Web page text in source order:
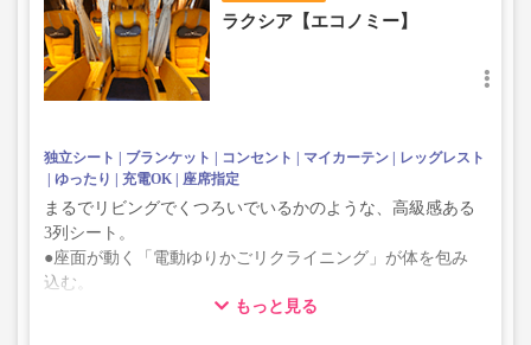
ラクシア【エコノミー】
独立シート ブランケット コンセント マイカーテン
レッグレスト
ゆったり
充電OK 座席指定
まるでリビングでくつろいでいるかのような、高級感ある
3列シート。
●座面が動く「電動ゆりかごリクライニング」が体を包み
込む。
●MYカーテンで個室感もばっちり。
もっと見る